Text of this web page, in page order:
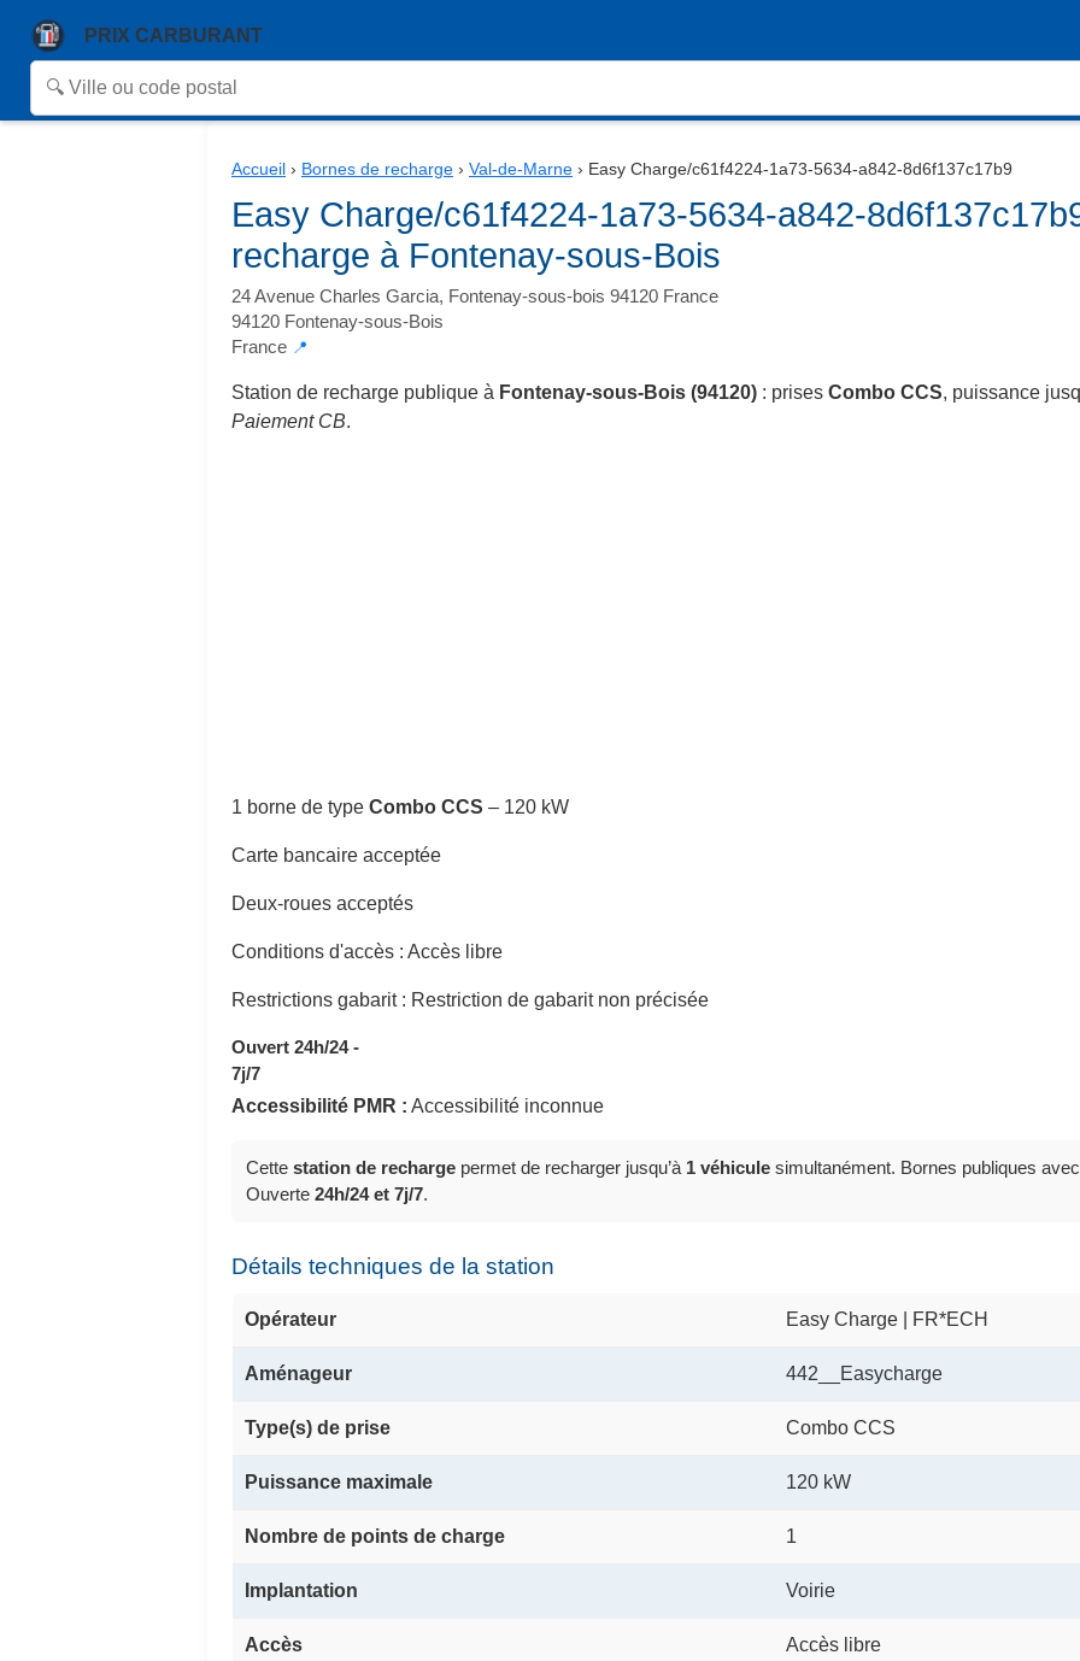
PRIX CARBURANT
Accueil › Bornes de recharge › Val-de-Marne › Easy Charge/c61f4224-1a73-5634-a842-8d6f137c17b9
Easy Charge/c61f4224-1a73-5634-a842-
recharge à Fontenay-sous-Bois
24 Avenue Charles Garcia, Fontenay-sous-bois 94120 France
94120 Fontenay-sous-Bois
France 📍
Station de recharge publique à Fontenay-sous-Bois (94120) : prises Combo CCS, puissance
Paiement CB.
1 borne de type Combo CCS – 120 kW
Carte bancaire acceptée
Deux-roues acceptés
Conditions d'accès : Accès libre
Restrictions gabarit : Restriction de gabarit non précisée
Ouvert 24h/24 -
7j/7
Accessibilité PMR : Accessibilité inconnue
Cette station de recharge permet de recharger jusqu’à 1 véhicule simultanément. Bornes publiques
Ouverte 24h/24 et 7j/7.
Détails techniques de la station
Opérateur Easy Charge | FR*ECH
Aménageur 442__Easycharge
Type(s) de prise Combo CCS
Puissance maximale 120 kW
Nombre de points de charge 1
Implantation Voirie
Accès Accès libre